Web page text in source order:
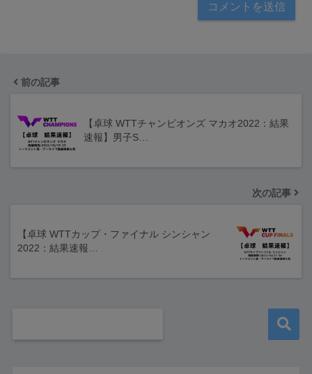
前の記事
【卓球 WTTチャンピオンズ マカオ2022：結果
速報】男子S…
次の記事
【卓球 WTTカップ・ファイナル シンシャン
2022：結果速報…